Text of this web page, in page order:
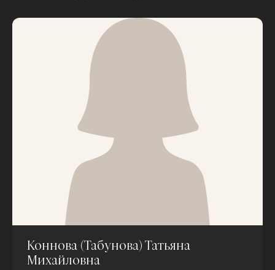
Коннова (Табунова) Татьяна
Михайловна